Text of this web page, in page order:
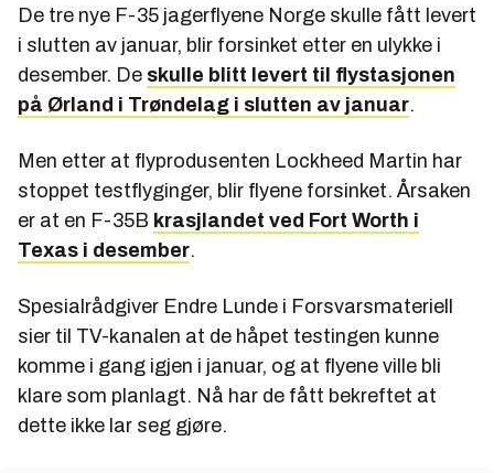
De tre nye F-35 jagerflyene Norge skulle fått levert
i slutten av januar, blir forsinket etter en ulykke i
desember. De skulle blitt levert til flystasjonen
på Ørland i Trøndelag i slutten av januar.
Men etter at flyprodusenten Lockheed Martin har
stoppet testflyginger, blir flyene forsinket. Årsaken
er at en F-35B krasjlandet ved Fort Worth i
Texas i desember.
Spesialrådgiver Endre Lunde i Forsvarsmateriell
sier til TV-kanalen at de håpet testingen kunne
komme i gang igjen i januar, og at flyene ville bli
klare som planlagt. Nå har de fått bekreftet at
dette ikke lar seg gjøre.